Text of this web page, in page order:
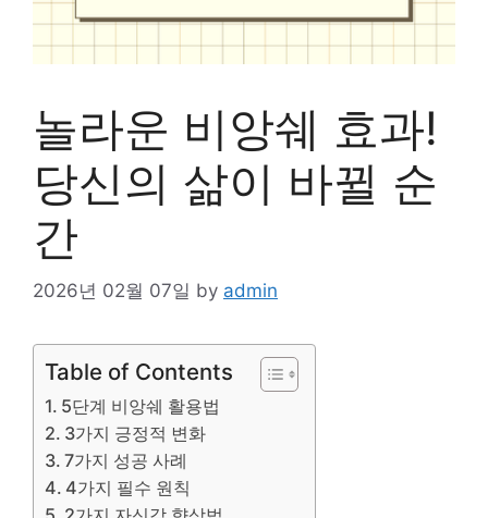
놀라운 비앙쉐 효과!
당신의 삶이 바뀔 순
간
2026년 02월 07일 by admin
Table of Contents
5단계 비앙쉐 활용법
3가지 긍정적 변화
7가지 성공 사례
4가지 필수 원칙